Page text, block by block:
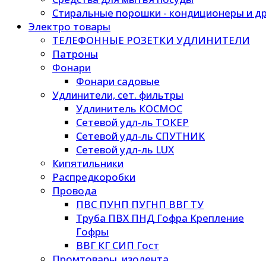
Стиральные порошки - кондиционеры и
Электро товары
ТЕЛЕФОННЫЕ РОЗЕТКИ УДЛИНИТЕЛИ
Патроны
Фонари
Фонари садовые
Удлинители, сет. фильтры
Удлинитель КОСМОС
Сетевой удл-ль ТОКЕР
Сетевой удл-ль СПУТНИК
Сетевой удл-ль LUX
Кипятильники
Распредкоробки
Провода
ПВС ПУНП ПУГНП ВВГ ТУ
Труба ПВХ ПНД Гофра Крепление
Гофры
ВВГ КГ СИП Гост